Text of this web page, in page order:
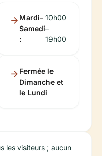
Mardi–
Samedi
:
10h00
–
19h00
Fermée le
Dimanche et
le Lundi
les visiteurs ; aucun